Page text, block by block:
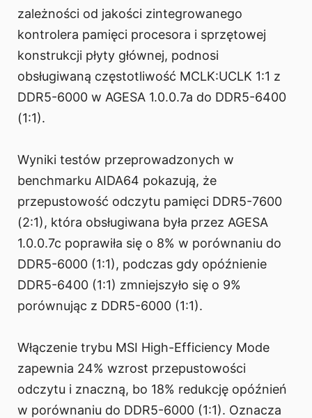
zależności od jakości zintegrowanego
kontrolera pamięci procesora i sprzętowej
konstrukcji płyty głównej, podnosi
obsługiwaną częstotliwość MCLK:UCLK 1:1 z
DDR5-6000 w AGESA 1.0.0.7a do DDR5-6400
(1:1).
Wyniki testów przeprowadzonych w
benchmarku AIDA64 pokazują, że
przepustowość odczytu pamięci DDR5-7600
(2:1), która obsługiwana była przez AGESA
1.0.0.7c poprawiła się o 8% w porównaniu do
DDR5-6000 (1:1), podczas gdy opóźnienie
DDR5-6400 (1:1) zmniejszyło się o 9%
porównując z DDR5-6000 (1:1).
Włączenie trybu MSI High-Efficiency Mode
zapewnia 24% wzrost przepustowości
odczytu i znaczną, bo 18% redukcję opóźnień
w porównaniu do DDR5-6000 (1:1). Oznacza